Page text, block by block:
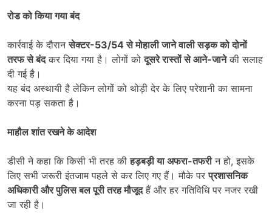
रोड को किया गया बंद
कार्रवाई के दौरानसेक्टर-53/54से मोहाली जाने वाली सड़क को दोनों
तरफ से बंदकर दिया गया है। लोगों कोदूसरे रास्तों से आने-जानेकी सलाह
दी गई है।
यह बंद अस्थायी है लेकिन लोगों को थोड़ी देर के लिए परेशानी का सामना
करना पड़ सकता है।
माहौल शांत रखने के आदेश
डीसी ने कहा कि किसी भी तरह कीहड़बड़ी या अफरा-तफरीन हो, इसके
लिए सभी जरूरी इंतजाम पहले से कर लिए गए हैं। मौके परप्रशासनिक
अधिकारी और पुलिस बल पूरी तरह मौजूदहैं और हर गतिविधि पर नजर रखी
जा रही है।